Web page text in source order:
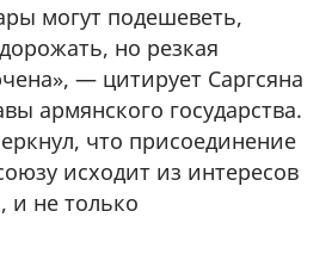
могут подешеветь,
но резкая
— цитирует Саргсяна
армянского государства.
что присоединение
исходит из интересов
и не только